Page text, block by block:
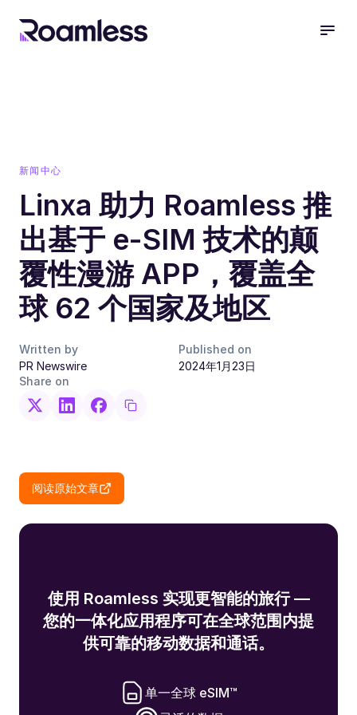
新闻中心
Linxa 助力 Roamless 推
出基于 e-SIM 技术的颠
覆性漫游 APP，覆盖全
球 62 个国家及地区
Written by
PR Newswire
Published on
2024年1月23日
Share on
阅读原始文章
使用 Roamless 实现更智能的旅行 —
您的一体化应用程序可在全球范围内提
供可靠的移动数据和通话。
单一全球 eSIM™